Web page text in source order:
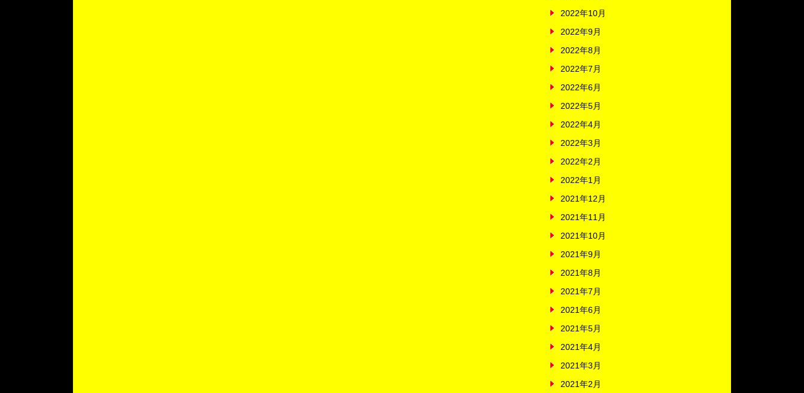
2022年10月
2022年9月
2022年8月
2022年7月
2022年6月
2022年5月
2022年4月
2022年3月
2022年2月
2022年1月
2021年12月
2021年11月
2021年10月
2021年9月
2021年8月
2021年7月
2021年6月
2021年5月
2021年4月
2021年3月
2021年2月